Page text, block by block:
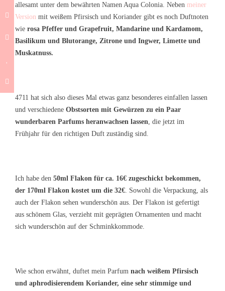
allesamt unter dem bewährten Namen Aqua Colonia. Neben meiner
Version mit weißem Pfirsisch und Koriander gibt es noch Duftnoten
wie rosa Pfeffer und Grapefruit, Mandarine und Kardamom,
Basilikum und Blutorange, Zitrone und Ingwer, Limette und
Muskatnuss.
4711 hat sich also dieses Mal etwas ganz besonderes einfallen lassen
und verschiedene Obstsorten mit Gewürzen zu ein Paar
wunderbaren Parfums heranwachsen lassen , die jetzt im
Frühjahr für den richtigen Duft zuständig sind.
Ich habe den 50ml Flakon für ca. 16€ zugeschickt bekommen,
der 170ml Flakon kostet um die 32€. Sowohl die Verpackung, als
auch der Flakon sehen wunderschön aus. Der Flakon ist gefertigt
aus schönem Glas, verzieht mit geprägten Ornamenten und macht
sich wunderschön auf der Schminkkommode.
Wie schon erwähnt, duftet mein Parfum nach weißem Pfirsisch
und aphrodisierendem Koriander, eine sehr stimmige und